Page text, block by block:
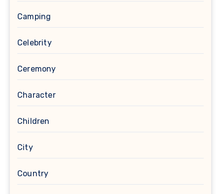
Camping
Celebrity
Ceremony
Character
Children
City
Country